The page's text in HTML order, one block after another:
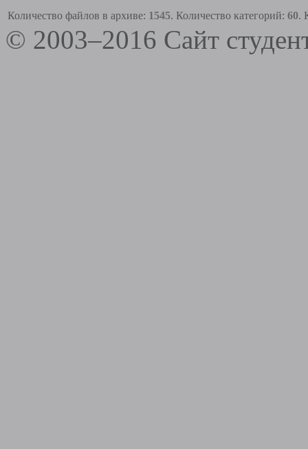
Количество файлов в архиве: 1545. Количество категорий: 60.
© 2003–2016 Сайт